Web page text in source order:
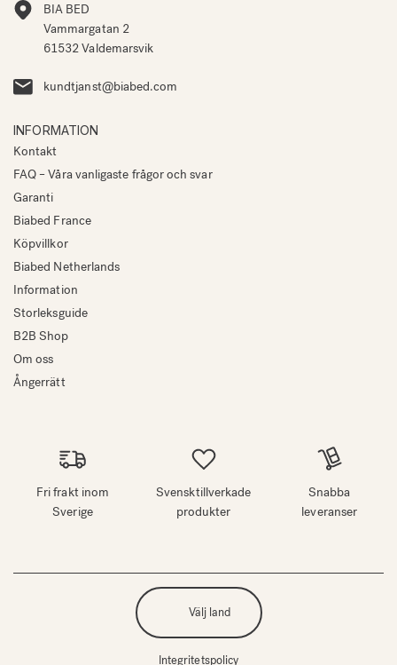
BIA BED
Vammargatan 2
61532 Valdemarsvik
kundtjanst@biabed.com
INFORMATION
Kontakt
FAQ – Våra vanligaste frågor och svar
Garanti
Biabed France
Köpvillkor
Biabed Netherlands
Information
Storleksguide
B2B Shop
Om oss
Ångerrätt
Fri frakt inom
Sverige
Svensktillverkade
produkter
Snabba
leveranser
Välj land
Integritetspolicy